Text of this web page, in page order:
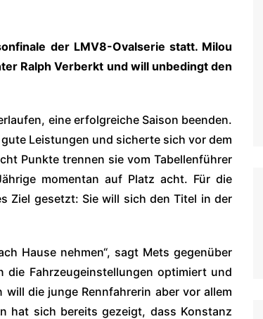
der LMV8-Ovalserie statt. Milou
Ralph Verberkt und will unbedingt den
eine erfolgreiche Saison beenden.
Leistungen und sicherte sich vor dem
Punkte trennen sie vom Tabellenführer
momentan auf Platz acht. Für die
Ziel gesetzt: Sie will sich den Titel in der
Hause nehmen“, sagt Mets gegenüber
die Fahrzeugeinstellungen optimiert und
die junge Rennfahrerin aber vor allem
hat sich bereits gezeigt, dass Konstanz